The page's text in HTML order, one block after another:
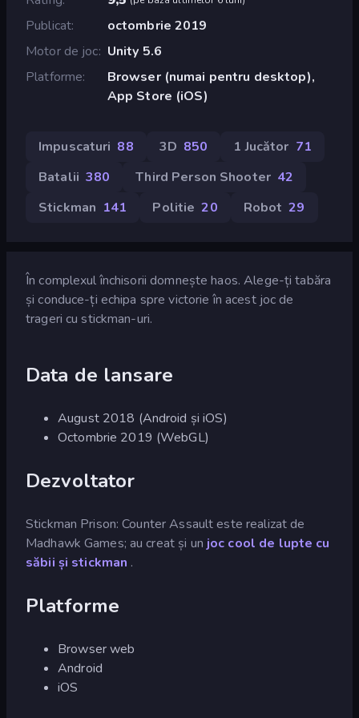
Publicat
octombrie 2019
Motor de joc Unity 5.6
Platforme
Browser (numai pentru desktop),
App Store (iOS)
Impuscaturi 88 3D 850 1 Jucător 71
Batalii 380 Third Person Shooter 42
Stickman 141 Politie 20 Robot 29
În complexul închisorii domnește haos. Alege-ți tabăra
și conduce-ți echipa spre victorie în acest joc de
trageri cu stickman-uri.
Data de lansare
August 2018 (Android și iOS)
Octombrie 2019 (WebGL)
Dezvoltator
Stickman Prison: Counter Assault este realizat de
Madhawk Games; au creat și un joc cool de lupte cu
săbii și stickman .
Platforme
Browser web
Android
iOS